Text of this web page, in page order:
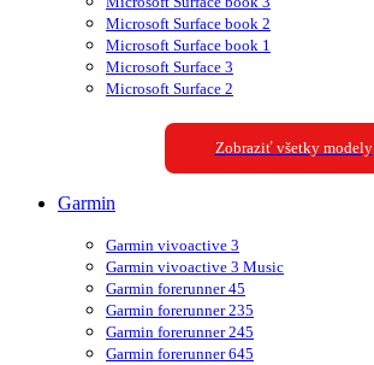
Microsoft Surface book 2
Microsoft Surface book 1
Microsoft Surface 3
Microsoft Surface 2
Zobraziť všetky modely
Garmin
Garmin vivoactive 3
Garmin vivoactive 3 Music
Garmin forerunner 45
Garmin forerunner 235
Garmin forerunner 245
Garmin forerunner 645